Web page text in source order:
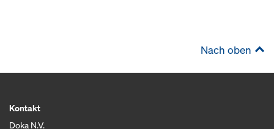
Nach oben
Kontakt
Doka N.V.